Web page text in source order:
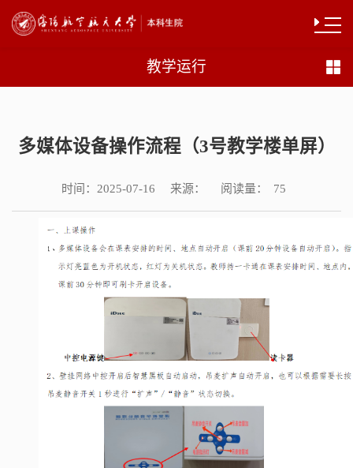
教学运行
多媒体设备操作流程（3号教学楼单屏）
时间： 2025-07-16 来源： 阅读量： 75